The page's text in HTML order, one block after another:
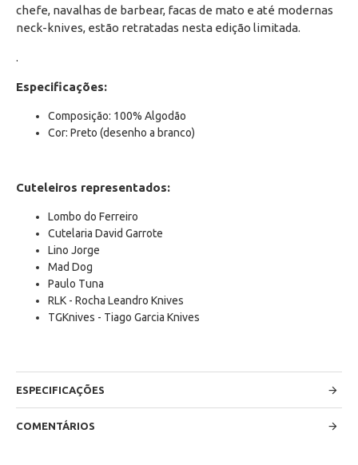
chefe, navalhas de barbear, facas de mato e até modernas
neck-knives, estão retratadas nesta edição limitada.
.
Especificações:
Composição: 100% Algodão
Cor: Preto (desenho a branco)
Cuteleiros representados:
Lombo do Ferreiro
Cutelaria David Garrote
Lino Jorge
Mad Dog
Paulo Tuna
RLK - Rocha Leandro Knives
TGKnives - Tiago Garcia Knives
ESPECIFICAÇÕES
COMENTÁRIOS